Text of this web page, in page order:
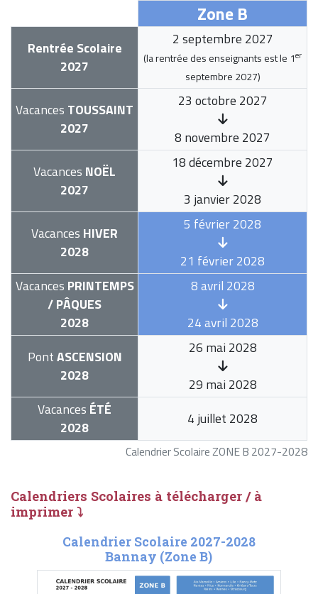
Calendrier Scolaire ZONE B 2027-2028
Zone B
Rentrée Scolaire
2027
2 septembre 2027
(la rentrée des enseignants est le 1er
septembre 2027)
Vacances TOUSSAINT
2027
23 octobre 2027
8 novembre 2027
Vacances NOËL
2027
18 décembre 2027
3 janvier 2028
Vacances HIVER
2028
5 février 2028
21 février 2028
Vacances PRINTEMPS
/ PÂQUES
2028
8 avril 2028
24 avril 2028
PontASCENSION
2028
26 mai 2028
29 mai 2028
Vacances ÉTÉ
2028
4 juillet 2028
Calendriers Scolaires à télécharger / à
imprimer ⤵
Calendrier Scolaire 2027-2028
Bannay (Zone B)